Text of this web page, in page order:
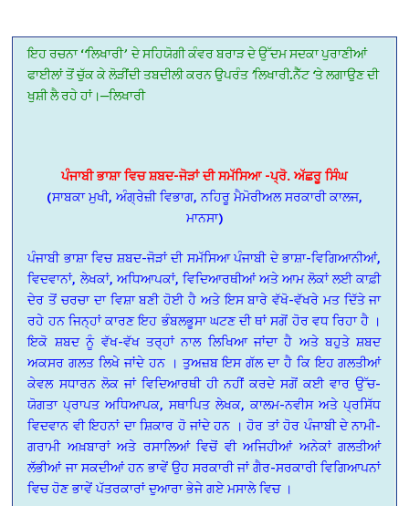
ਇਹ ਰਚਨਾ ‘‘ਲਿਖਾਰੀ’ਦੇਸਹਿਯੋਗੀਕੰਵਰ ਬਰਾੜਦੇਉੱਦਮਸਦਕਾਪੁਰਾਣੀਆਂ
ਫਾਈਲਾਂਤੋਂਚੁੱਕ ਕੇ ਲੋੜੀਂਦੀਤਬਦੀਲੀਕਰਨ ਉਪਰੰਤ’ਲਿਖਾਰੀ.ਨੈੱਟ‘ਤੇਲਗਾਉਣਦੀ
ਖੁਸ਼ੀਲੈਰਹੇ ਹਾਂ।—ਲਿਖਾਰੀ
ਪੰਜਾਬੀ ਭਾਸ਼ਾ ਵਿਚ ਸ਼ਬਦ-ਜੋੜਾਂ ਦੀ ਸਮੱਸਿਆ -ਪ੍ਰੋ. ਅੱਛਰੂ ਸਿੰਘ
(ਸਾਬਕਾ ਮੁਖੀ, ਅੰਗ੍ਰੇਜ਼ੀ ਵਿਭਾਗ, ਨਹਿਰੂ ਮੈਮੋਰੀਅਲ ਸਰਕਾਰੀ ਕਾਲਜ,
ਮਾਨਸਾ)
ਪੰਜਾਬੀ ਭਾਸ਼ਾ ਵਿਚ ਸ਼ਬਦ-ਜੋੜਾਂ ਦੀ ਸਮੱਸਿਆ ਪੰਜਾਬੀ ਦੇ ਭਾਸ਼ਾ-ਵਿਗਿਆਨੀਆਂ,
ਵਿਦਵਾਨਾਂ, ਲੇਖਕਾਂ, ਅਧਿਆਪਕਾਂ, ਵਿਦਿਆਰਥੀਆਂ ਅਤੇ ਆਮ ਲੋਕਾਂ ਲਈ ਕਾਫ਼ੀ
ਦੇਰ ਤੋਂ ਚਰਚਾ ਦਾ ਵਿਸ਼ਾ ਬਣੀ ਹੋਈ ਹੈ ਅਤੇ ਇਸ ਬਾਰੇ ਵੱਖੋ-ਵੱਖਰੇ ਮਤ ਦਿੱਤੇ ਜਾ
ਰਹੇ ਹਨ ਜਿਨ੍ਹਾਂ ਕਾਰਣ ਇਹ ਭੰਬਲਭੂਸਾ ਘਟਣ ਦੀ ਥਾਂ ਸਗੋਂ ਹੋਰ ਵਧ ਰਿਹਾ ਹੈ ।
ਇਕੋ ਸ਼ਬਦ ਨੂੰ ਵੱਖ-ਵੱਖ ਤਰ੍ਹਾਂ ਨਾਲ ਲਿਖਿਆ ਜਾਂਦਾ ਹੈ ਅਤੇ ਬਹੁਤੇ ਸ਼ਬਦ
ਅਕਸਰ ਗਲਤ ਲਿਖੇ ਜਾਂਦੇ ਹਨ । ਤੁਅਜ਼ਬ ਇਸ ਗੱਲ ਦਾ ਹੈ ਕਿ ਇਹ ਗਲਤੀਆਂ
ਕੇਵਲ ਸਧਾਰਨ ਲੋਕ ਜਾਂ ਵਿਦਿਆਰਥੀ ਹੀ ਨਹੀਂ ਕਰਦੇ ਸਗੋਂ ਕਈ ਵਾਰ ਉੱਚ-
ਯੋਗਤਾ ਪ੍ਰਾਪਤ ਅਧਿਆਪਕ, ਸਥਾਪਿਤ ਲੇਖਕ, ਕਾਲਮ-ਨਵੀਸ ਅਤੇ ਪ੍ਰਸਿੱਧ
ਵਿਦਵਾਨ ਵੀ ਇਹਨਾਂ ਦਾ ਸ਼ਿਕਾਰ ਹੋ ਜਾਂਦੇ ਹਨ । ਹੋਰ ਤਾਂ ਹੋਰ ਪੰਜਾਬੀ ਦੇ ਨਾਮੀ-
ਗਰਾਮੀ ਅਖ਼ਬਾਰਾਂ ਅਤੇ ਰਸਾਲਿਆਂ ਵਿਚੋਂ ਵੀ ਅਜਿਹੀਆਂ ਅਨੇਕਾਂ ਗਲਤੀਆਂ
ਲੱਭੀਆਂ ਜਾ ਸਕਦੀਆਂ ਹਨ ਭਾਵੇਂ ਉਹ ਸਰਕਾਰੀ ਜਾਂ ਗੈਰ-ਸਰਕਾਰੀ ਵਿਗਿਆਪਨਾਂ
ਵਿਚ ਹੋਣ ਭਾਵੇਂ ਪੱਤਰਕਾਰਾਂ ਦੁਆਰਾ ਭੇਜੇ ਗਏ ਮਸਾਲੇ ਵਿਚ ।